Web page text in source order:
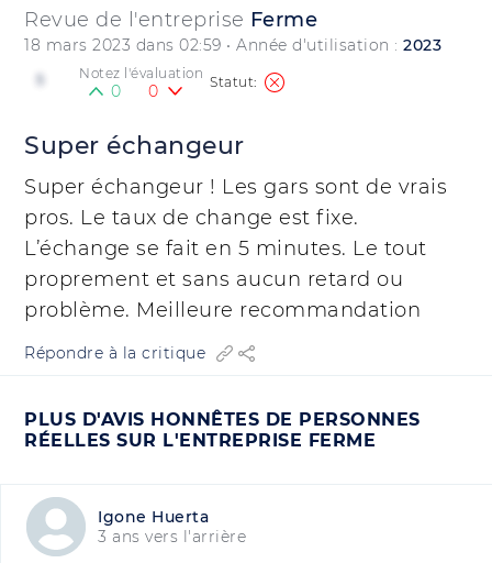
Revue de l'entreprise Ferme
18 mars 2023 dans 02:59 • Année d'utilisation : 2023
Notez l'évaluation
0 0
Super échangeur
Super échangeur ! Les gars sont de vrais
pros. Le taux de change est fixe.
L’échange se fait en 5 minutes. Le tout
proprement et sans aucun retard ou
problème. Meilleure recommandation
Répondre à la critique
PLUS D'AVIS HONNÊTES DE PERSONNES
RÉELLES SUR L'ENTREPRISE FERME
Igone Huerta
3 ans vers l'arrière